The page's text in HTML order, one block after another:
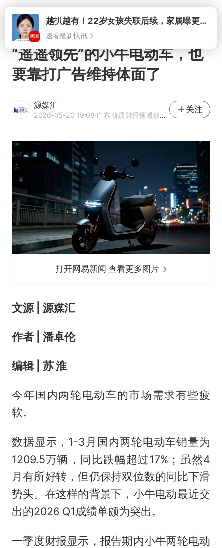
打开
速看最新快讯
“遥遥领先”的小牛电动车，也
要靠打广告维持体面了
源媒汇
2026-05-20 19:08·广东·优质财经领域创作者
关注
打开网易新闻 查看更多图片
文源 | 源媒汇
作者 | 潘卓伦
编辑 | 苏 淮
今年国内两轮电动车的市场需求有些疲
软。
数据显示，1-3月国内两轮电动车销量为
1209.5万辆，同比跌幅超过17%；虽然4
月有所好转，但仍保持双位数的同比下滑
势头。在这样的背景下，小牛电动最近交
出的2026 Q1成绩单颇为突出。
一季度财报显示，报告期内小牛两轮电动